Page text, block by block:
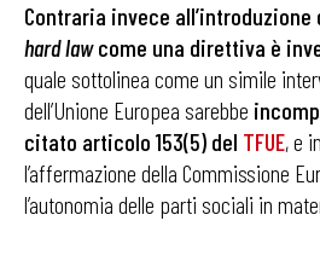
Contraria invece
hard lawcome una direttiva è
quale sottolinea come un simile
dell’Unione Europea sarebbe
citato articolo 153(5) del TFUE, e
l’affermazione della Commissione
l’autonomia delle parti sociali in